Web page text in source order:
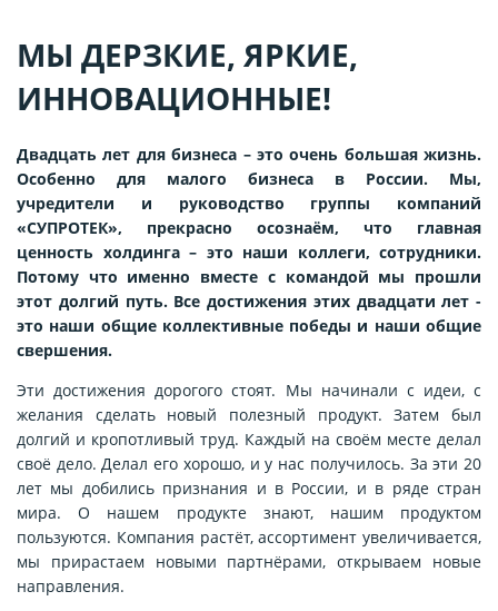
МЫ ДЕРЗКИЕ, ЯРКИЕ,
ИННОВАЦИОННЫЕ!
Двадцать лет для бизнеса – это очень большая жизнь.
Особенно для малого бизнеса в России. Мы,
учредители и руководство группы компаний
«СУПРОТЕК», прекрасно осознаём, что главная
ценность холдинга – это наши коллеги, сотрудники.
Потому что именно вместе с командой мы прошли
этот долгий путь. Все достижения этих двадцати лет -
это наши общие коллективные победы и наши общие
свершения.
Эти достижения дорогого стоят. Мы начинали с идеи, с
желания сделать новый полезный продукт. Затем был
долгий и кропотливый труд. Каждый на своём месте делал
своё дело. Делал его хорошо, и у нас получилось. За эти 20
лет мы добились признания и в России, и в ряде стран
мира. О нашем продукте знают, нашим продуктом
пользуются. Компания растёт, ассортимент увеличивается,
мы прирастаем новыми партнёрами, открываем новые
направления.